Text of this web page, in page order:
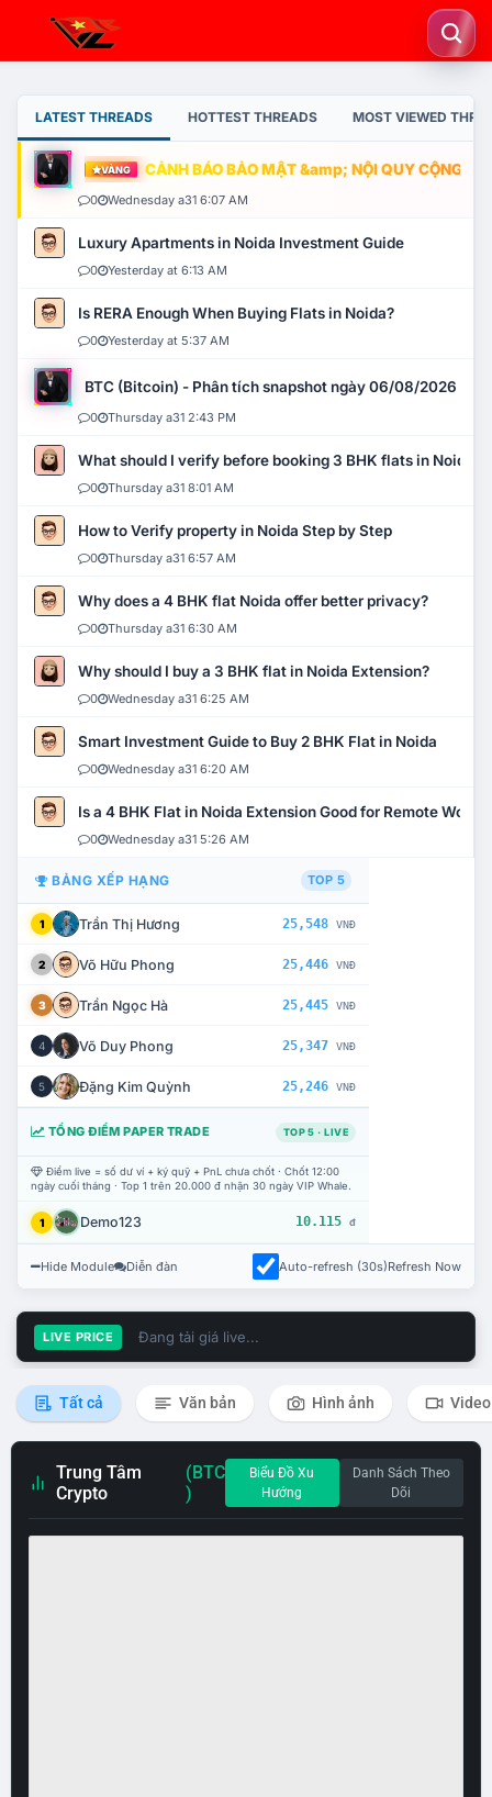
LATEST THREADS HOTTEST THREADS MOST VIEWED
VÀNG CẢNH BÁO BẢO MẬT &amp; NỘI QUY CỘNG
0 Wednesday a31 6:07 AM
Luxury Apartments in Noida Investment Guide
0 Yesterday at 6:13 AM
Is RERA Enough When Buying Flats in Noida?
0 Yesterday at 5:37 AM
BTC (Bitcoin) - Phân tích snapshot ngày 06/08/2026
0 Thursday a31 2:43 PM
What should I verify before booking 3 BHK flats in Noida?
0 Thursday a31 8:01 AM
How to Verify property in Noida Step by Step
0 Thursday a31 6:57 AM
Why does a 4 BHK flat Noida offer better privacy?
0 Thursday a31 6:30 AM
Why should I buy a 3 BHK flat in Noida Extension?
0 Wednesday a31 6:25 AM
Smart Investment Guide to Buy 2 BHK Flat in Noida
0 Wednesday a31 6:20 AM
Is a 4 BHK Flat in Noida Extension Good for Remote Work?
0 Wednesday a31 5:26 AM
BẢNG XẾP HẠNG TOP 5
1 Trần Thị Hương 25,548 VNĐ
2 Võ Hữu Phong 25,446 VNĐ
3 Trần Ngọc Hà 25,445 VNĐ
4 Võ Duy Phong 25,347 VNĐ
5 Đặng Kim Quỳnh 25,246 VNĐ
TỔNG ĐIỂM PAPER TRADE TOP 5 · LIVE
Điểm live = số dư ví + ký quỹ + PnL chưa chốt · Chốt 12:00
ngày cuối tháng · Top 1 trên 20.000 đ nhận 30 ngày VIP Whale.
1 Demo123 10.115 đ
Hide Module Diễn đàn Auto-refresh (30s)Refresh Now
LIVE PRICE Đang tải giá live...
Tất cả Văn bản Hình ảnh Video
Trung Tâm
Crypto
(BTC
)
Biểu Đồ Xu
Hướng
Danh Sách Theo
Dõi